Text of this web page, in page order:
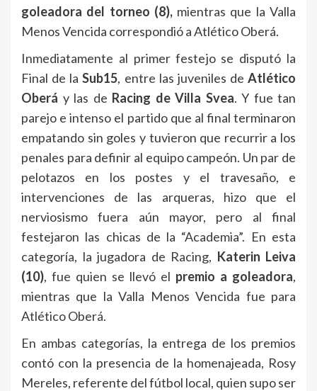
goleadora del torneo (8), mientras que la Valla
Menos Vencida correspondió a Atlético Oberá.
Inmediatamente al primer festejo se disputó la
Final de laSub15, entre las juveniles de Atlético
Oberá y las de Racing de Villa Svea. Y fue tan
parejo e intenso el partido que al final terminaron
empatando sin goles y tuvieron que recurrir a los
penales para definir al equipo campeón. Un par de
pelotazos en los postes y el travesaño, e
intervenciones de las arqueras, hizo que el
nerviosismo fuera aún mayor, pero al final
festejaron las chicas de la “Academia”. En esta
categoría, la jugadora de Racing, Katerin Leiva
(10), fue quien se llevó el premio a goleadora,
mientras que la Valla Menos Vencida fue para
Atlético Oberá.
En ambas categorías, la entrega de los premios
contó con la presencia de la homenajeada, Rosy
Mereles, referente del fútbol local, quien supo ser